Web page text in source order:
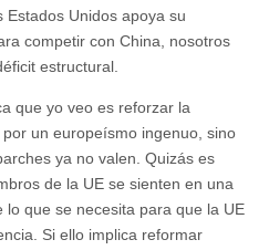
Unidos apoya su
competir con China, nosotros
estructural.
que yo veo es reforzar la
un europeísmo ingenuo, sino
ya no valen. Quizás es
de la UE se sienten en una
lo que se necesita para que la UE
Si ello implica reformar